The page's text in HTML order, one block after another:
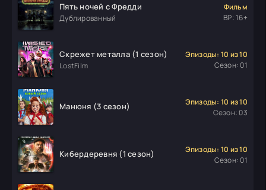
Пять ночей с Фредди
Дублированный
Фильм
ВР: 16+
Скрежет металла (1 сезон)
LostFilm
Эпизоды: 10 из 10
Сезон: 01
Манюня (3 сезон)
Эпизоды: 10 из 10
Сезон: 03
Кибердеревня (1 сезон)
Эпизоды: 10 из 10
Сезон: 01